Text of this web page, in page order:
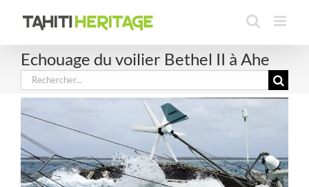
Echouage du voilier Bethel II à Ahe
Rechercher: